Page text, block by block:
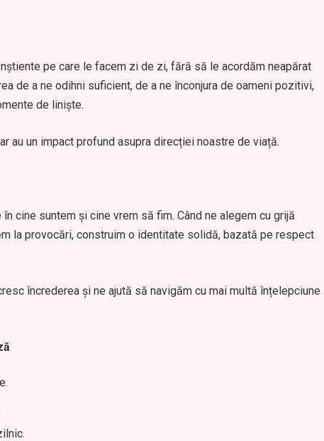
pe care le facem zi de zi, fără să le acordăm neapărat
de a ne odihni suficient, de a ne înconjura de oameni pozitivi,
de liniște.
au un impact profund asupra direcției noastre de viață.
cine suntem și cine vrem să fim. Când ne alegem cu grijă
la provocări, construim o identitate solidă, bazată pe respect
încrederea și ne ajută să navigăm cu mai multă înțelepciune